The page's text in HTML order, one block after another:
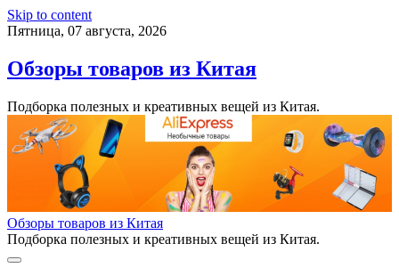
Skip to content
Пятница, 07 августа, 2026
Обзоры товаров из Китая
Подборка полезных и креативных вещей из Китая.
Обзоры товаров из Китая
Подборка полезных и креативных вещей из Китая.